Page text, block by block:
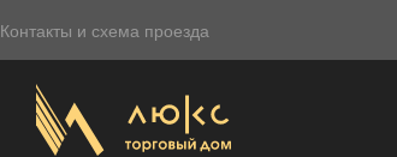
Контакты и схема проезда